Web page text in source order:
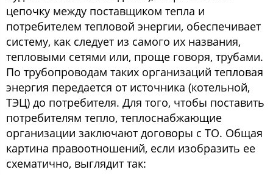
цепочку между поставщиком тепла и
потребителем тепловой энергии, обеспечивает
систему, как следует из самого их названия,
тепловыми сетями или, проще говоря, трубами.
По трубопроводам таких организаций тепловая
энергия передается от источника (котельной,
ТЭЦ) до потребителя. Для того, чтобы поставить
потребителям тепло, теплоснабжающие
организации заключают договоры с ТО. Общая
картина правоотношений, если изобразить ее
схематично, выглядит так: